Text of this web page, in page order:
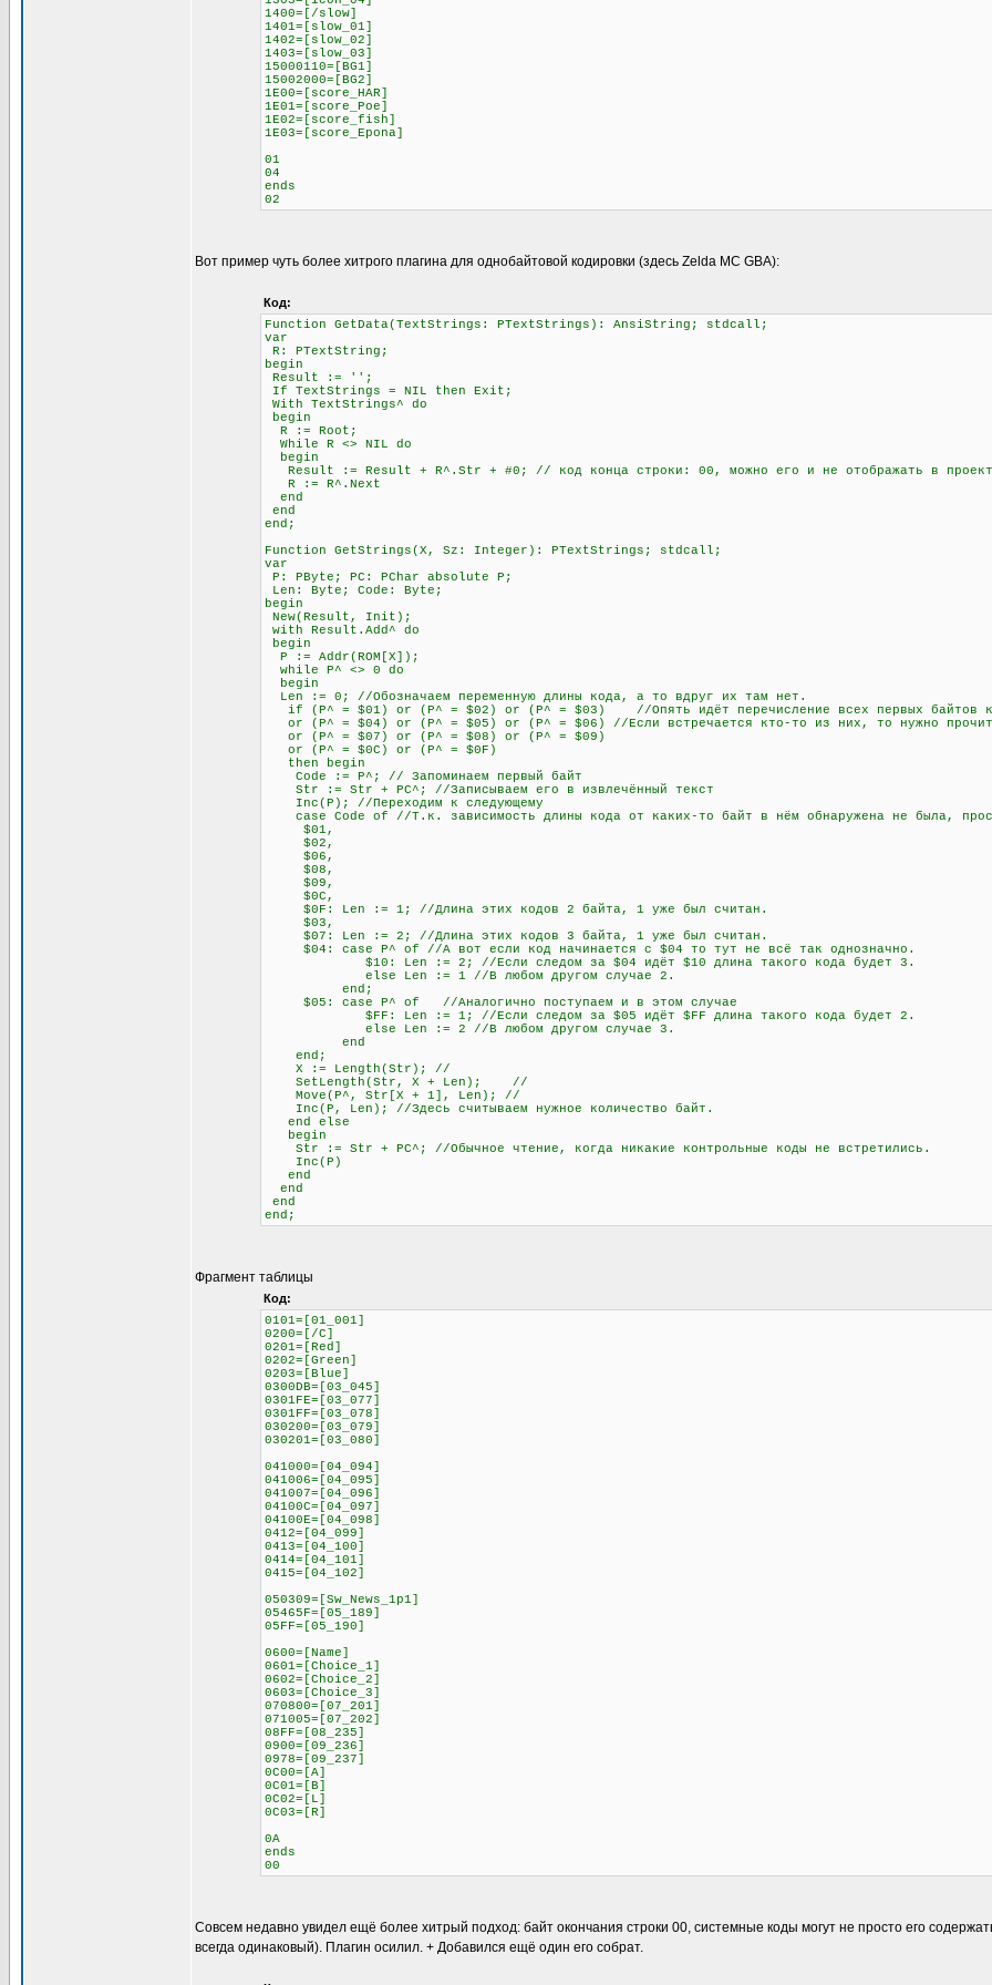
1400=[/slow]
1401=[slow_01]
1402=[slow_02]
1403=[slow_03]
15000110=[BG1]
15002000=[BG2]
1E00=[score_HAR]
1E01=[score_Poe]
1E02=[score_fish]
1E03=[score_Epona]
01
04
ends
02
Вот пример чуть более хитрого плагина для однобайтовой кодировки (здесь Zelda MC GBA):
Код:
Function GetData(TextStrings: PTextStrings): AnsiString; stdcall;
var
R: PTextString;
begin
Result := '';
If TextStrings = NIL then Exit;
With TextStrings^ do
begin
R := Root;
While R <> NIL do
begin
Result := Result + R^.Str + #0; // код конца строки: 00, можно его и не отображать в
R := R^.Next
end
end
end;
Function GetStrings(X, Sz: Integer): PTextStrings; stdcall;
var
P: PByte; PC: PChar absolute P;
Len: Byte; Code: Byte;
begin
New(Result, Init);
with Result.Add^ do
begin
P := Addr(ROM[X]);
while P^ <> 0 do
begin
Len := 0; //Обозначаем переменную длины кода, а то вдруг их там нет.
if (P^ = $01) or (P^ = $02) or (P^ = $03) //Опять идёт перечисление всех первых байтов
or (P^ = $04) or (P^ = $05) or (P^ = $06) //Если встречается кто-то из них, то нужно
or (P^ = $07) or (P^ = $08) or (P^ = $09)
or (P^ = $0C) or (P^ = $0F)
then begin
Code := P^; // Запоминаем первый байт
Str := Str + PC^; //Записываем его в извлечённый текст
Inc(P); //Переходим к следующему
case Code of //Т.к. зависимость длины кода от каких-то байт в нём обнаружена не была,
$01,
$02,
$06,
$08,
$09,
$0C,
$0F: Len := 1; //Длина этих кодов 2 байта, 1 уже был считан.
$03,
$07: Len := 2; //Длина этих кодов 3 байта, 1 уже был считан.
$04: case P^ of //А вот если код начинается с $04 то тут не всё так однозначно.
$10: Len := 2; //Если следом за $04 идёт $10 длина такого кода будет 3.
else Len := 1 //В любом другом случае 2.
end;
$05: case P^ of //Аналогично поступаем и в этом случае
$FF: Len := 1; //Если следом за $05 идёт $FF длина такого кода будет 2.
else Len := 2 //В любом другом случае 3.
end
end;
X := Length(Str); //
SetLength(Str, X + Len); //
Move(P^, Str[X + 1], Len); //
Inc(P, Len); //Здесь считываем нужное количество байт.
end else
begin
Str := Str + PC^; //Обычное чтение, когда никакие контрольные коды не встретились.
Inc(P)
end
end
end
end;
Фрагмент таблицы
Код:
0101=[01_001]
0200=[/C]
0201=[Red]
0202=[Green]
0203=[Blue]
0300DB=[03_045]
0301FE=[03_077]
0301FF=[03_078]
030200=[03_079]
030201=[03_080]
041000=[04_094]
041006=[04_095]
041007=[04_096]
04100C=[04_097]
04100E=[04_098]
0412=[04_099]
0413=[04_100]
0414=[04_101]
0415=[04_102]
050309=[Sw_News_1p1]
05465F=[05_189]
05FF=[05_190]
0600=[Name]
0601=[Choice_1]
0602=[Choice_2]
0603=[Choice_3]
070800=[07_201]
071005=[07_202]
08FF=[08_235]
0900=[09_236]
0978=[09_237]
0C00=[A]
0C01=[B]
0C02=[L]
0C03=[R]
0A
ends
00
Совсем недавно увидел ещё более хитрый подход: байт окончания строки 00, системные коды могут не просто его
всегда одинаковый). Плагин осилил. + Добавился ещё один его собрат.